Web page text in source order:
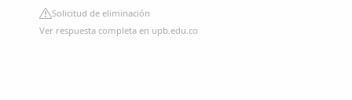
Solicitud de eliminación
Ver respuesta completa en upb.edu.co